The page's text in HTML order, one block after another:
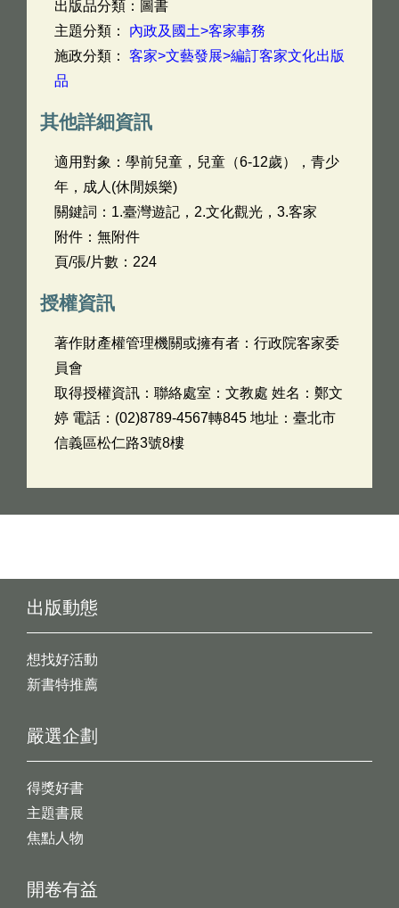
出版品分類：圖書
主題分類： 內政及國土>客家事務
施政分類： 客家>文藝發展>編訂客家文化出版
品
其他詳細資訊
適用對象：學前兒童，兒童（6-12歲），青少
年，成人(休閒娛樂)
關鍵詞：1.臺灣遊記，2.文化觀光，3.客家
附件：無附件
頁/張/片數：224
授權資訊
著作財產權管理機關或擁有者：行政院客家委
員會
取得授權資訊：聯絡處室：文教處 姓名：鄭文
婷 電話：(02)8789-4567轉845 地址：臺北市
信義區松仁路3號8樓
出版動態
想找好活動
新書特推薦
開卷有益
嚴選企劃
得獎好書
主題書展
焦點人物